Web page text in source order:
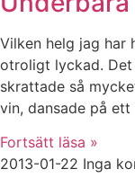
Vilken helg jag har
otroligt lyckad. Det
skrattade så
vin, dansade på
Fortsätt läsa »
2013-01-22 Inga